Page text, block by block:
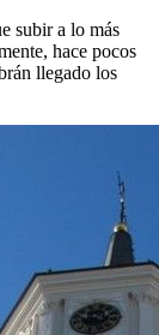
subir a lo más
hace pocos
llegado los